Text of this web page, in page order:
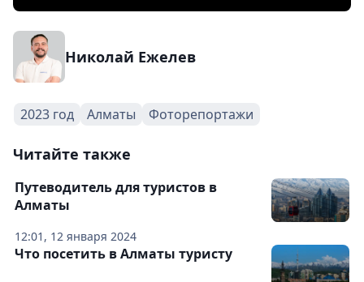
Николай Ежелев
2023 год Алматы Фоторепортажи
Читайте также
12:01, 12 января 2024
Путеводитель для туристов в
Алматы
Что посетить в Алматы туристу